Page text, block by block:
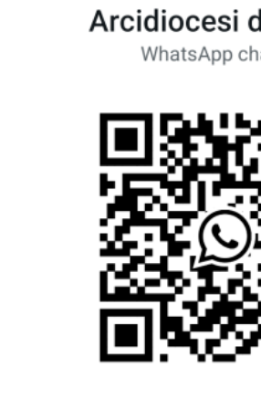
ore 11:30 - Lucca, Scuola
Mei - Viale Castruccio
murales in
Mei curato dal Liceo
ore 18 - Fiano
- Messa in
Mei celebrata da mons.
di Lucca
ore 20.30 -
Michele al Cippo di don
della Memoria in alcuni
città. Ritrovo alle ore